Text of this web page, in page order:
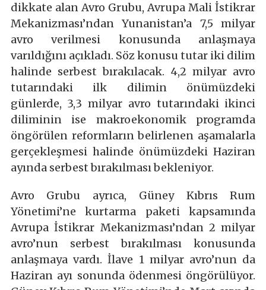
dikkate alan Avro Grubu, Avrupa Mali İstikrar
Mekanizması’ndan Yunanistan’a 7,5 milyar
avro verilmesi konusunda anlaşmaya
varıldığını açıkladı. Söz konusu tutar iki dilim
halinde serbest bırakılacak. 4,2 milyar avro
tutarındaki ilk dilimin önümüzdeki
günlerde, 3,3 milyar avro tutarındaki ikinci
diliminin ise makroekonomik programda
öngörülen reformların belirlenen aşamalarla
gerçekleşmesi halinde önümüzdeki Haziran
ayında serbest bırakılması bekleniyor.
Avro Grubu ayrıca, Güney Kıbrıs Rum
Yönetimi’ne kurtarma paketi kapsamında
Avrupa İstikrar Mekanizması’ndan 2 milyar
avro’nun serbest bırakılması konusunda
anlaşmaya vardı. İlave 1 milyar avro’nun da
Haziran ayı sonunda ödenmesi öngörülüyor.